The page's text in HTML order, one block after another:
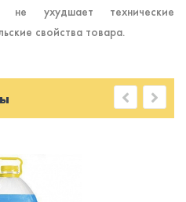
не ухудшает технические
свойства товара.